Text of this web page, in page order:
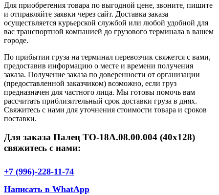
Для приобретения товара по выгодной цене, звоните, пишите
и отправляйте заявки через сайт. Доставка заказа
осуществляется курьерской службой или любой удобной для
вас транспортной компанией до грузового терминала в вашем
городе.
По прибытии груза на терминал перевозчик свяжется с вами,
предоставив информацию о месте и времени получения
заказа. Получение заказа по доверенности от организации
(предоставленной заказчиком) возможно, если груз
предназначен для частного лица. Мы готовы помочь вам
рассчитать приблизительный срок доставки груза в днях.
Свяжитесь с нами для уточнения стоимости товара и сроков
поставки.
Для заказа Палец ТО-18А.08.00.004 (40х128)
свяжитесь с нами:
+7 (996)-228-11-74
Написать в WhatApp